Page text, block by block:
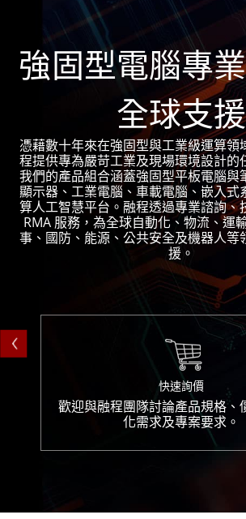
強固型電腦專
全球支援
憑藉數十年來在強固型與工業級運算領
程提供專為嚴苛工業及現場環境設計的
我們的產品組合涵蓋強固型平板電腦與
顯示器、工業電腦、車載電腦、嵌入式
算人工智慧平台。融程透過專業諮詢、
RMA 服務，為全球自動化、物流、運
事、國防、能源、公共安全及機器人等
援。
快速詢價
歡迎與融程團隊討論產品規格、
化需求及專案要求。